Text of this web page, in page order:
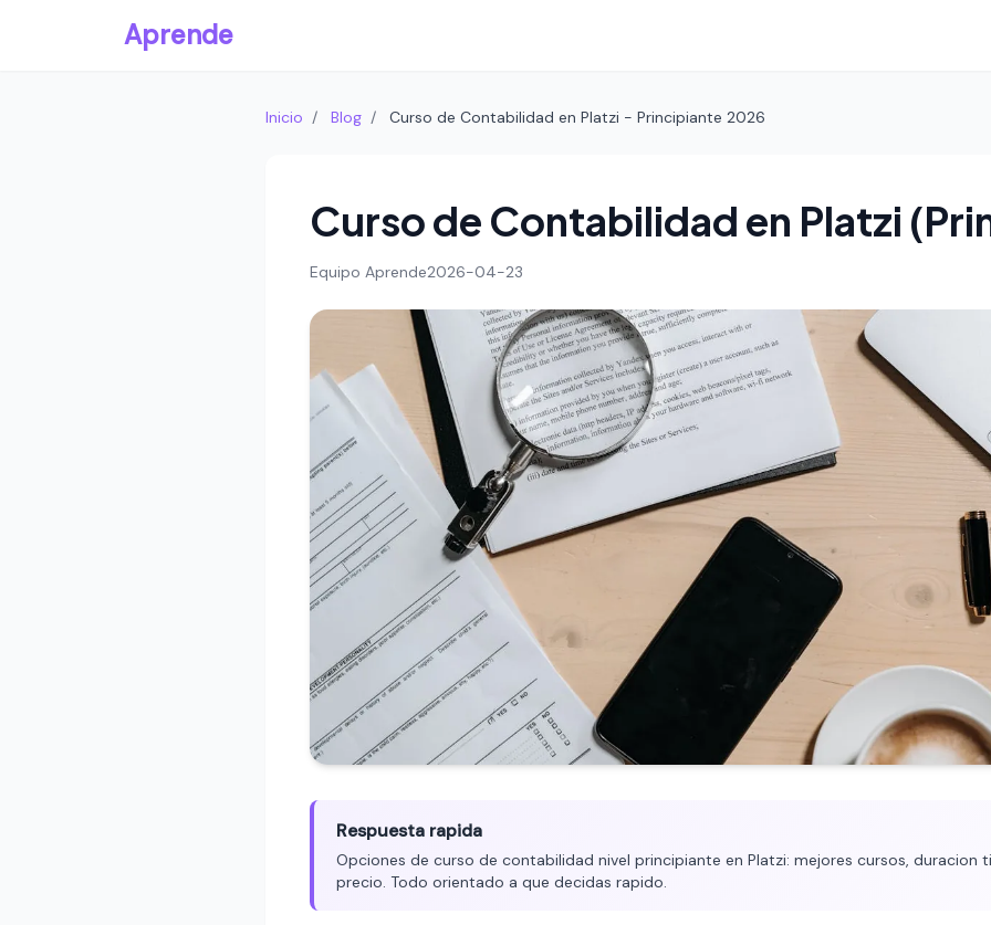
Aprende
Inicio / Blog / Curso de Contabilidad en Platzi - Principiante 2026
Curso de Contabilidad en Platzi
Equipo Aprende2026-04-23
Respuesta rapida
Opciones de curso de contabilidad nivel principiante en Platzi: mejores cursos, duracion
precio. Todo orientado a que decidas rapido.